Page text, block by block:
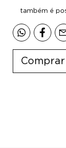
também é
Comprar